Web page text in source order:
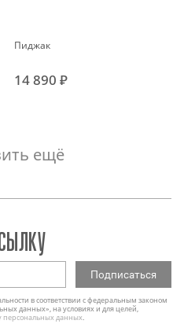
Пиджак
14 890 ₽
ещё
в соответствии с федеральным законом
данных», на условиях и для целей,
персональных данных.